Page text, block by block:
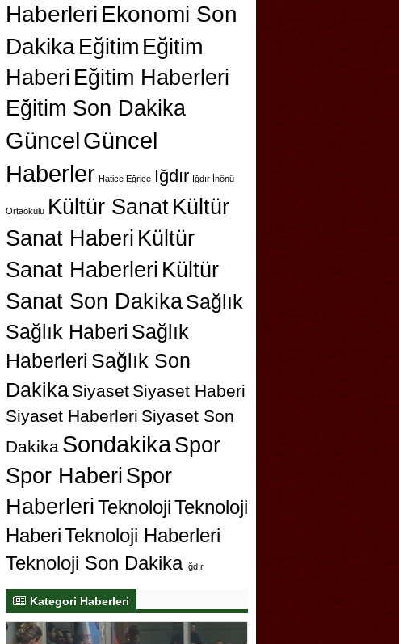
Haberleri Ekonomi Son
Dakika Eğitim Eğitim
Haberi Eğitim Haberleri
Eğitim Son Dakika
GüncelGüncel
Haberler Hatice Eğrice Iğdır Iğdır İnönü
Ortaokulu Kültür SanatKültür
Sanat Haberi Kültür
Sanat Haberleri Kültür
Sanat Son DakikaSağlık
Sağlık Haberi Sağlık
Haberleri Sağlık Son
Dakika Siyaset Siyaset Haberi
Siyaset Haberleri Siyaset Son
Dakika SondakikaSpor
Spor Haberi Spor
HaberleriTeknolojiTeknoloji
HaberiTeknoloji Haberleri
Teknoloji Son Dakika ığdır
Kategori Haberleri